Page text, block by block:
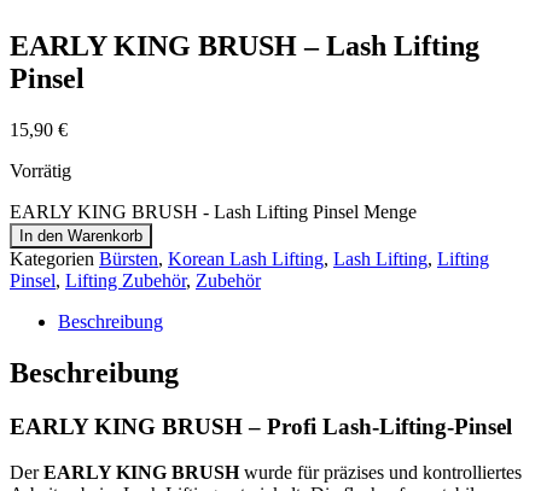
EARLY KING BRUSH – Lash Lifting
Pinsel
15,90 €
Vorrätig
EARLY KING BRUSH - Lash Lifting Pinsel Menge
In den Warenkorb
Kategorien Bürsten, Korean Lash Lifting, Lash Lifting, Lifting
Pinsel, Lifting Zubehör, Zubehör
Beschreibung
Beschreibung
EARLY KING BRUSH – Profi Lash-Lifting-Pinsel
DerEARLY KING BRUSHwurde für präzises und kontrolliertes